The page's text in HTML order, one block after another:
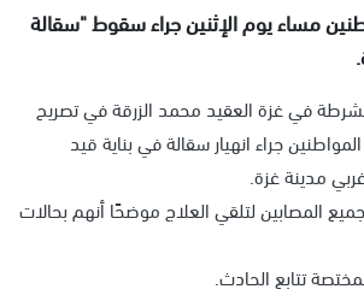
مساء يوم الإثنين جراء سقوط "سقالة
في غزة العقيد محمد الزرقة في تصريح
جراء انهيار سقالة في بناية قيد
مدينة غزة.
المصابين لتلقي العلاج موضحًا أنهم بحالات
تتابع الحادث.